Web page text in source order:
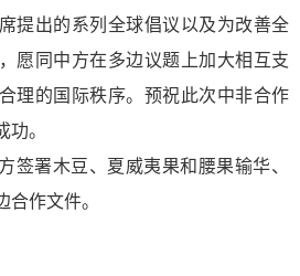
提出的系列全球倡议以及为改善全
愿同中方在多边议题上加大相互支
理的国际秩序。预祝此次中非合作
。
签署木豆、夏威夷果和腰果输华、
作文件。